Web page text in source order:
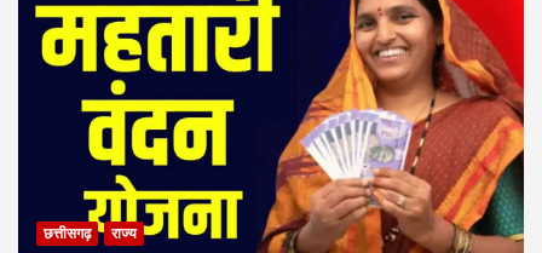
छत्तीसगढ़ राज्य